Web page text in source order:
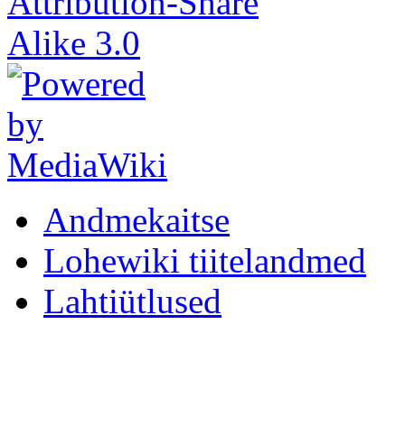
Andmekaitse
Lohewiki tiitelandmed
Lahtiütlused